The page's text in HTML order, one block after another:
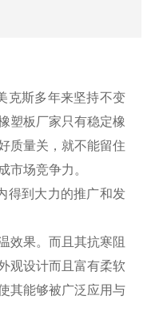
克斯多年来坚持不变
塑板厂家只有稳定橡
质量关，就不能留住
市场竞争力。
得到大力的推广和发
效果。而且其抗寒阻
观设计而且富有柔软
其能够被广泛应用与